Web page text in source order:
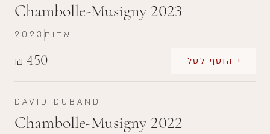
Chambolle-Musigny 2023
₪ 450 + הוסף לסל
2023 אדום
DAVID DUBAND
Chambolle-Musigny 2022